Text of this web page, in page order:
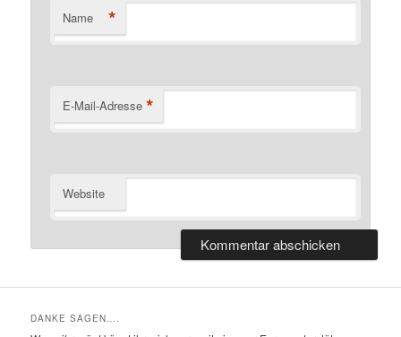
Name *
E-Mail-Adresse *
Website
DANKE SAGEN….